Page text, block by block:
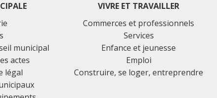
municipal
actes
légal
VIVRE ET TRAVAILLER
Commerces et professionnels
Services
Enfance et jeunesse
Emploi
Construire, se loger, entreprendre